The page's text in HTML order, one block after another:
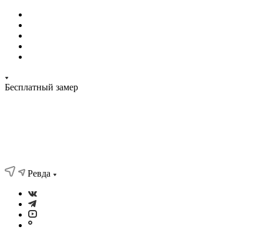
Бесплатный замер
Ревда